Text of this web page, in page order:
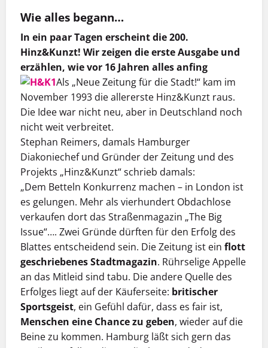
Wie alles begann…
In ein paar Tagen erscheint die 200.
Hinz&Kunzt! Wir zeigen die erste Ausgabe und
erzählen, wie vor 16 Jahren alles anfing
Als „Neue Zeitung für die Stadt!“ kam im
November 1993 die allererste Hinz&Kunzt raus.
Die Idee war nicht neu, aber in Deutschland noch
nicht weit verbreitet.
Stephan Reimers, damals Hamburger
Diakoniechef und Gründer der Zeitung und des
Projekts „Hinz&Kunzt“ schrieb damals:
„Dem Betteln Konkurrenz machen – in London ist
es gelungen. Mehr als vierhundert Obdachlose
verkaufen dort das Straßenmagazin „The Big
Issue“…. Zwei Gründe dürften für den Erfolg des
Blattes entscheidend sein. Die Zeitung ist ein flott
geschriebenes Stadtmagazin. Rührselige Appelle
an das Mitleid sind tabu. Die andere Quelle des
Erfolges liegt auf der Käuferseite: britischer
Sportsgeist, ein Gefühl dafür, dass es fair ist,
Menschen eine Chance zu geben, wieder auf die
Beine zu kommen. Hamburg läßt sich gern das